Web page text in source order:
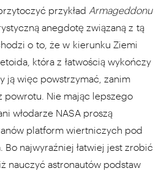
przykład Armageddonu
anegdotę związaną z tą
o to, że w kierunku Ziemi
która z łatwością wykończy
ją więc powstrzymać, zanim
powrotu. Nie mając lepszego
włodarze NASA proszą
platform wiertniczych pod
Bo najwyraźniej łatwiej jest zrobić
nauczyć astronautów podstaw